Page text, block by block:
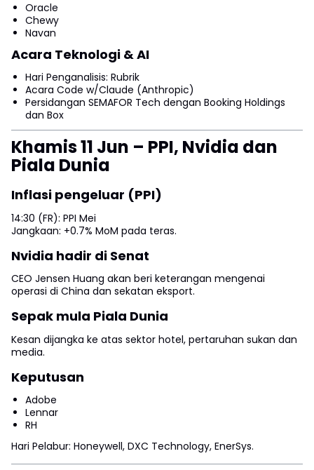
Oracle
Chewy
Navan
Acara Teknologi & AI
Hari Penganalisis: Rubrik
Acara Code w/Claude (Anthropic)
Persidangan SEMAFOR Tech dengan Booking Holdings
dan Box
Khamis 11 Jun – PPI, Nvidia dan
Piala Dunia
Inflasi pengeluar (PPI)
14:30 (FR): PPI Mei
Jangkaan: +0.7% MoM pada teras.
Nvidia hadir di Senat
CEO Jensen Huang akan beri keterangan mengenai
operasi di China dan sekatan eksport.
Sepak mula Piala Dunia
Kesan dijangka ke atas sektor hotel, pertaruhan sukan dan
media.
Keputusan
Adobe
Lennar
RH
Hari Pelabur: Honeywell, DXC Technology, EnerSys.